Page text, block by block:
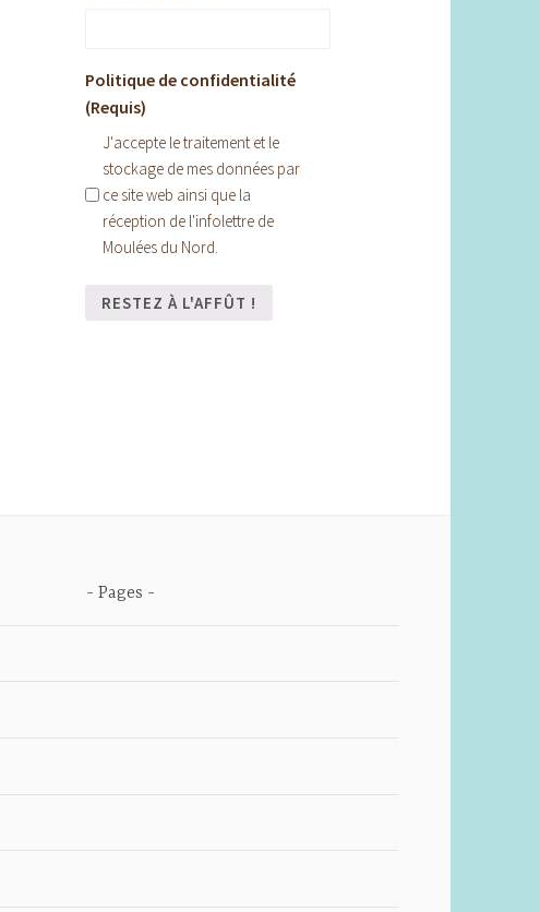
Politique de confidentialité
(Requis)
J'accepte le traitement et le
stockage de mes données par
ce site web ainsi que la
réception de l'infolettre de
Moulées du Nord.
Pages